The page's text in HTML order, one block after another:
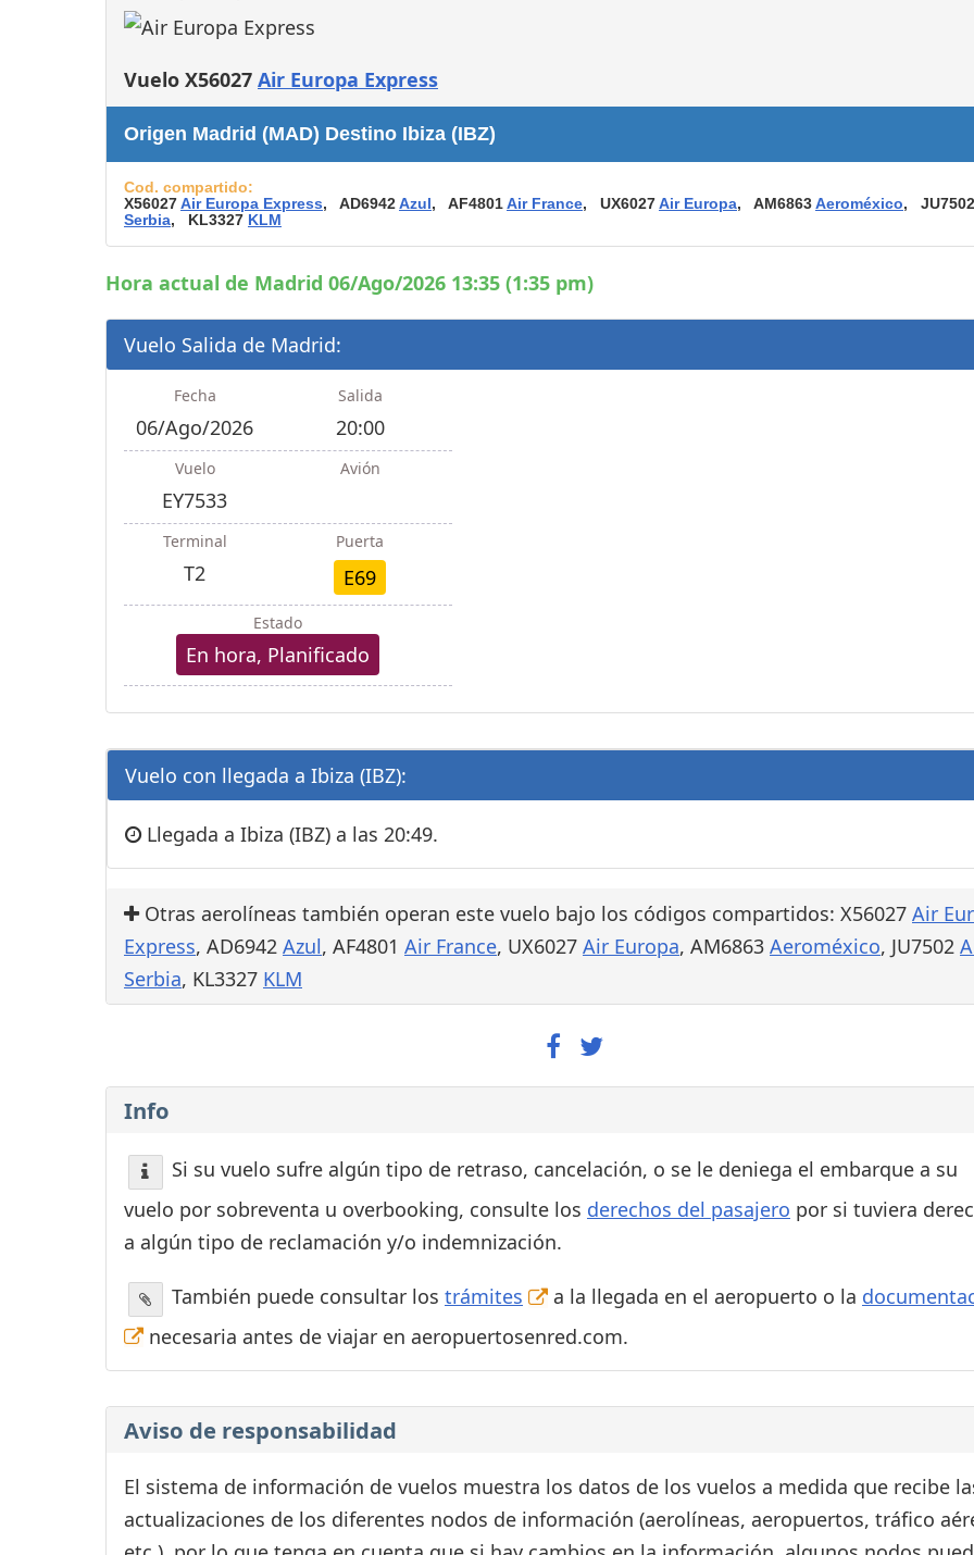
Vuelo X56027 Air Europa Express
Origen Madrid (MAD) Destino Ibiza (IBZ)
Cod. compartido:
X56027Air Europa Express, AD6942Azul, AF4801Air France, UX6027Air Europa, AM6863Aeroméxico, JU7502
Serbia, KL3327 KLM
Hora actual de Madrid 06/Ago/2026 13:35 (1:35 pm)
Vuelo Salida de Madrid:
Fecha
06/Ago/2026
Salida
20:00
Vuelo
EY7533
Avión
Terminal
T2
Puerta
E69
Estado
En hora, Planificado
Vuelo con llegada a Ibiza (IBZ):
Llegada a Ibiza (IBZ) a las 20:49.
Otras aerolíneas también operan este vuelo bajo los códigos compartidos: X56027 Air
Express, AD6942 Azul, AF4801 Air France, UX6027 Air Europa, AM6863 Aeroméxico, JU7502
Serbia, KL3327 KLM
Info
Si su vuelo sufre algún tipo de retraso, cancelación, o se le deniega el embarque a su
vuelo por sobreventa u overbooking, consulte los derechos del pasajero por si tuviera
a algún tipo de reclamación y/o indemnización.
También puede consultar los trámites a la llegada en el aeropuerto o la
necesaria antes de viajar en aeropuertosenred.com.
Aviso de responsabilidad
El sistema de información de vuelos muestra los datos de los vuelos a medida que recibe
actualizaciones de los diferentes nodos de información (aerolíneas, aeropuertos, tráfico
Tiendas y Restaurantes